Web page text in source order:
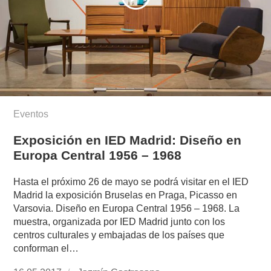
Eventos
Exposición en IED Madrid: Diseño en
Europa Central 1956 – 1968
Hasta el próximo 26 de mayo se podrá visitar en el IED
Madrid la exposición Bruselas en Praga, Picasso en
Varsovia. Diseño en Europa Central 1956 – 1968. La
muestra, organizada por IED Madrid junto con los
centros culturales y embajadas de los países que
conforman el…